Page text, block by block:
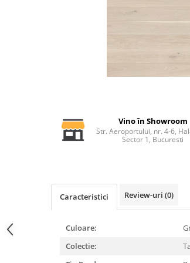
Brâuri decorative de interior din
Baze pilaștri
Capiteluri pilaștri
Coloane de interior
Vino în Showroom
Str. Aeroportului, nr. 4-6,
Sector 1, Bucuresti
Caracteristici Review-uri (0)
Culoare:
Colectie: